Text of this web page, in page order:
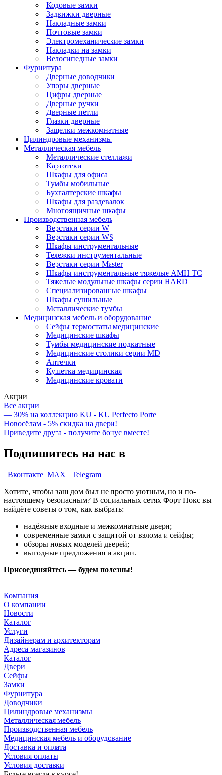
Кодовые замки
Задвижки дверные
Накладные замки
Почтовые замки
Электромеханические замки
Накладки на замки
Велосипедные замки
Фурнитура
Дверные доводчики
Упоры дверные
Цифры дверные
Дверные ручки
Дверные петли
Глазки дверные
Защелки межкомнатные
Цилиндровые механизмы
Металлическая мебель
Металлические стеллажи
Картотеки
Шкафы для офиса
Тумбы мобильные
Бухгалтерские шкафы
Шкафы для раздевалок
Многоящичные шкафы
Производственная мебель
Верстаки серии W
Верстаки серии WS
Шкафы инструментальные
Тележки инструментальные
Верстаки серии Master
Шкафы инструментальные тяжелые AMH TC
Тяжелые модульные шкафы серии HARD
Cпециализированные шкафы
Шкафы сушильные
Металлические тумбы
Медицинская мебель и оборудование
Сейфы термостаты медицинские
Медицинские шкафы
Тумбы медицинские подкатные
Медицинские столики серии MD
Аптечки
Кушетка медицинская
Медицинские кровати
Акции
Все акции
— 30% на коллекцию KU - KU Perfecto Porte
Новосёлам - 5% скидка на двери!
Приведите друга - получите бонус вместе!
Подпишитесь на нас в
Вконтакте MAX
Telegram
Хотите, чтобы ваш дом был не просто уютным, но и по-
настоящему безопасным? В социальных сетях Форт Нокс вы
найдёте советы о том, как выбрать:
надёжные входные и межкомнатные двери;
современные замки с защитой от взлома и сейфы;
обзоры новых моделей дверей;
выгодные предложения и акции.
Присоединяйтесь — будем полезны!
Компания
О компании
Новости
Каталог
Услуги
Дизайнерам и архитекторам
Адреса магазинов
Каталог
Двери
Сейфы
Замки
Фурнитура
Доводчики
Цилиндровые механизмы
Металлическая мебель
Производственная мебель
Медицинская мебель и оборудование
Доставка и оплата
Условия оплаты
Условия доставки